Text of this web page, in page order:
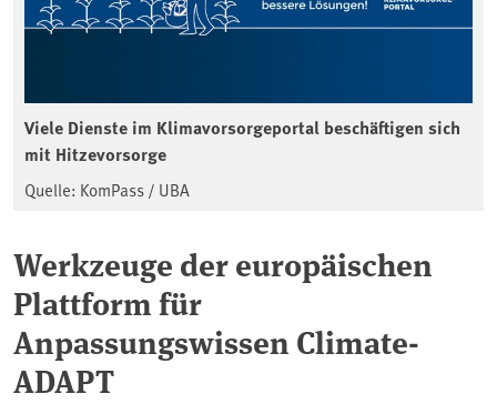
Viele Dienste im Klimavorsorgeportal beschäftigen sich
mit Hitzevorsorge
Quelle: KomPass / UBA
Werkzeuge der europäischen
Plattform für
Anpassungswissen Climate-
ADAPT